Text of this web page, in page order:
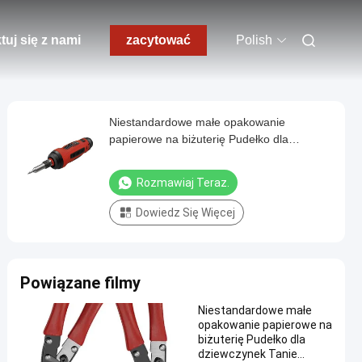
się z nami zacytować Polish
Niestandardowe małe opakowanie
papierowe na biżuterię Pudełko dla
Rozmawiaj Teraz.
Dowiedz Się Więcej
Powiązane filmy
Niestandardowe małe
opakowanie papierowe na
biżuterię Pudełko dla
dziewczynek Tanie